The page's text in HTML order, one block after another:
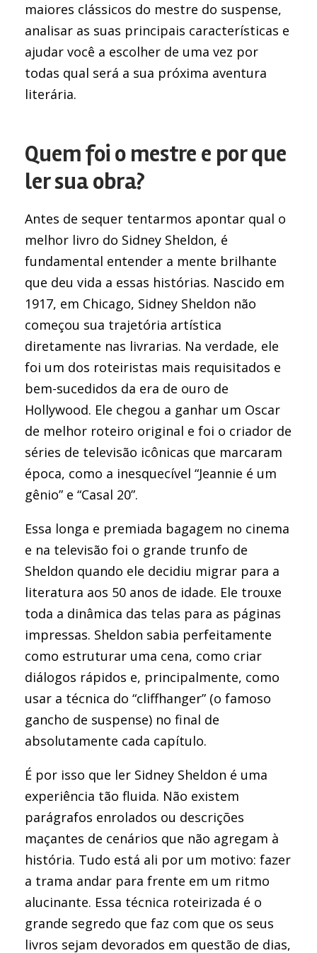
maiores clássicos do mestre do suspense,
analisar as suas principais características e
ajudar você a escolher de uma vez por
todas qual será a sua próxima aventura
literária.
Quem foi o mestre e por que
ler sua obra?
Antes de sequer tentarmos apontar qual o
melhor livro do Sidney Sheldon, é
fundamental entender a mente brilhante
que deu vida a essas histórias. Nascido em
1917, em Chicago, Sidney Sheldon não
começou sua trajetória artística
diretamente nas livrarias. Na verdade, ele
foi um dos roteiristas mais requisitados e
bem-sucedidos da era de ouro de
Hollywood. Ele chegou a ganhar um Oscar
de melhor roteiro original e foi o criador de
séries de televisão icônicas que marcaram
época, como a inesquecível “Jeannie é um
gênio” e “Casal 20”.
Essa longa e premiada bagagem no cinema
e na televisão foi o grande trunfo de
Sheldon quando ele decidiu migrar para a
literatura aos 50 anos de idade. Ele trouxe
toda a dinâmica das telas para as páginas
impressas. Sheldon sabia perfeitamente
como estruturar uma cena, como criar
diálogos rápidos e, principalmente, como
usar a técnica do “cliffhanger” (o famoso
gancho de suspense) no final de
absolutamente cada capítulo.
É por isso que ler Sidney Sheldon é uma
experiência tão fluida. Não existem
parágrafos enrolados ou descrições
maçantes de cenários que não agregam à
história. Tudo está ali por um motivo: fazer
a trama andar para frente em um ritmo
alucinante. Essa técnica roteirizada é o
grande segredo que faz com que os seus
livros sejam devorados em questão de dias,